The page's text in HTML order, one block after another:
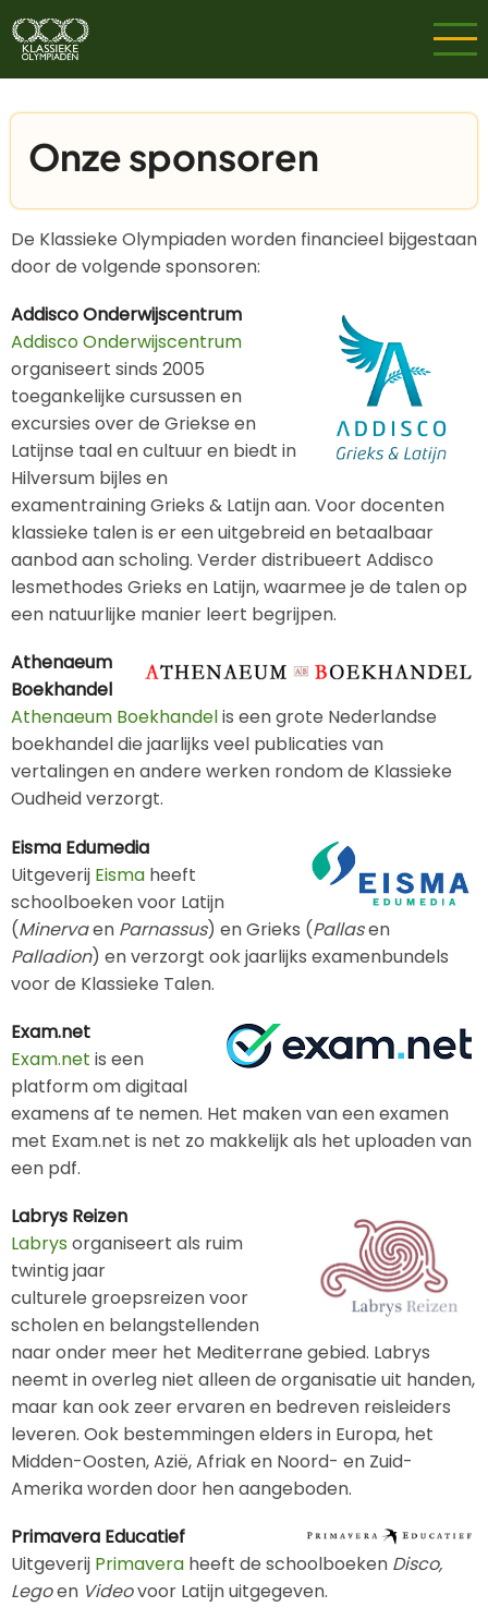
Overslaan
en
naar
inhoud
gaanOnze sponsoren
De Klassieke Olympiaden worden financieel bijgestaan
door de volgende sponsoren:
Addisco Onderwijscentrum
Addisco Onderwijscentrum
organiseert sinds 2005
toegankelijke cursussen en
excursies over de Griekse en
Latijnse taal en cultuur en biedt in
Hilversum bijles en
examentraining Grieks & Latijn aan. Voor docenten
klassieke talen is er een uitgebreid en betaalbaar
aanbod aan scholing. Verder distribueert Addisco
lesmethodes Grieks en Latijn, waarmee je de talen op
een natuurlijke manier leert begrijpen.
Athenaeum
Boekhandel
Athenaeum Boekhandelis een grote Nederlandse
boekhandel die jaarlijks veel publicaties van
vertalingen en andere werken rondom de Klassieke
Oudheid verzorgt.
Eisma Edumedia
Uitgeverij Eisma heeft
schoolboeken voor Latijn
(Minervaen Parnassus) en Grieks (Pallasen
Palladion) en verzorgt ook jaarlijks examenbundels
voor de Klassieke Talen.
Exam.net
Exam.net is een
platform om digitaal
examens af te nemen. Het maken van een examen
met Exam.net is net zo makkelijk als het uploaden van
een pdf.
Labrys Reizen
Labrys organiseert als ruim
twintig jaar
culturele groepsreizen voor
scholen en belangstellenden
naar onder meer het Mediterrane gebied. Labrys
neemt in overleg niet alleen de organisatie uit handen,
maar kan ook zeer ervaren en bedreven reisleiders
leveren. Ook bestemmingen elders in Europa, het
Midden-Oosten, Azië, Afriak en Noord- en Zuid-
Amerika worden door hen aangeboden.
Primavera Educatief
Uitgeverij Primavera heeft de schoolboeken Disco,
Legoen Videovoor Latijn uitgegeven.